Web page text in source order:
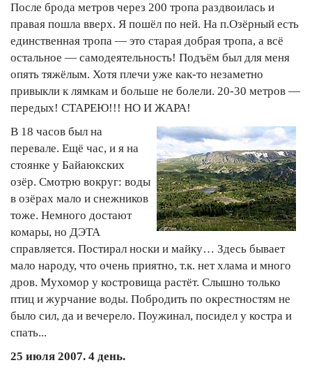
После брода метров через 200 тропа раздвоилась и
правая пошла вверх. Я пошёл по ней. На п.Озёрный есть
единственная тропа — это старая добрая тропа, а всё
остальное — самодеятельность! Подъём был для меня
опять тяжёлым. Хотя плечи уже как-то незаметно
привыкли к лямкам и больше не болели. 20-30 метров —
передых! СТАРЕЮ!!! НО И ЖАРА!
В 18 часов был на
перевале. Ещё час, и я на
стоянке у Байаюкских
озёр. Смотрю вокруг: воды
в озёрах мало и снежников
тоже. Немного достают
комары, но ДЭТА
справляется. Постирал носки и майку… Здесь бывает
мало народу, что очень приятно, т.к. нет хлама и много
дров. Мухомор у костровища растёт. Слышно только
птиц и журчание воды. Побродить по окрестностям не
было сил, да и вечерело. Поужинал, посидел у костра и
спать...
25 июля 2007. 4 день.